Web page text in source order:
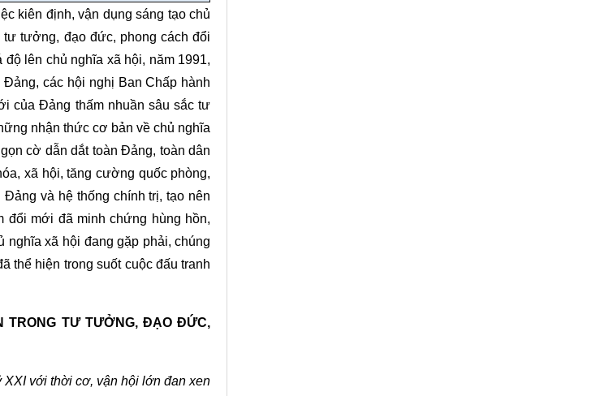
kiên định, vận dụng sáng tạo chủ
tưởng, đạo đức, phong cách đổi
lên chủ nghĩa xã hội, năm 1991,
các hội nghị Ban Chấp hành
của Đảng thấm nhuần sâu sắc tư
nhận thức cơ bản về chủ nghĩa
cờ dẫn dắt toàn Đảng, toàn dân
xã hội, tăng cường quốc phòng,
và hệ thống chính trị, tạo nên
mới đã minh chứng hùng hồn,
nghĩa xã hội đang gặp phải, chúng
thể hiện trong suốt cuộc đấu tranh
TRONG TƯ TƯỞNG, ĐẠO ĐỨC,
với thời cơ, vận hội lớn đan xen